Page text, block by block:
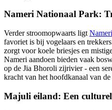
Nameri Nationaal Park:
Verder stroomopwaarts ligt Nameri
favoriet is bij vogelaars en
zorgt voor koele briesjes en
Nameri aandoen bieden vaak
op de Jia Bhoroli zijrivier - een
kracht van het hoofdkanaal van
Majuli eiland: Een